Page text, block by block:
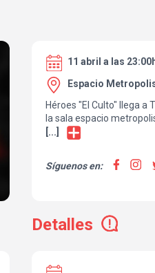
11 abril a las
Espacio
Héroes "El Culto" llega a
la sala espacio
disfrutar de el mejor
va a llevar a los años 90
dejará la boca abierta
[...]
Síguenos en:
Detalles